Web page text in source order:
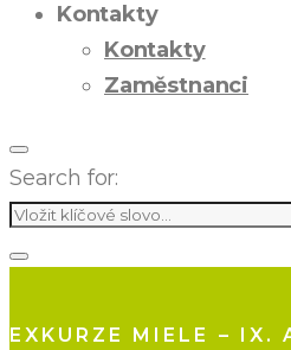
Kontakty
Kontakty
Zaměstnanci
Search for:
EXKURZE MIELE – IX.